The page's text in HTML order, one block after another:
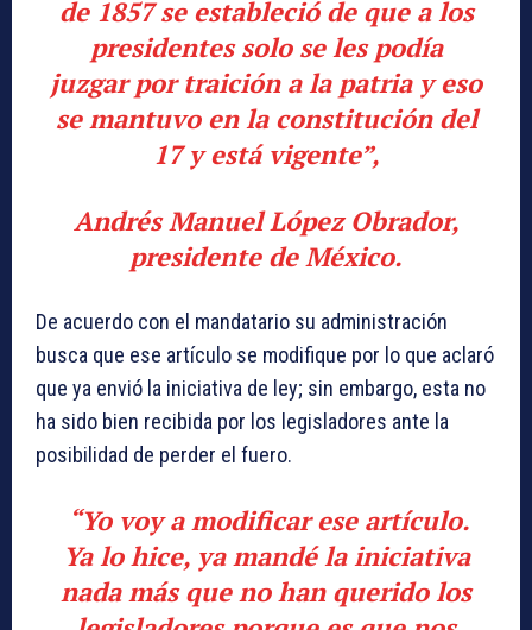
de 1857 se estableció de que a los
presidentes solo se les podía
juzgar por traición a la patria y eso
se mantuvo en la constitución del
17 y está vigente”,
Andrés Manuel López Obrador,
presidente de México.
De acuerdo con el mandatario su administración
busca que ese artículo se modifique por lo que aclaró
que ya envió la iniciativa de ley; sin embargo, esta no
ha sido bien recibida por los legisladores ante la
posibilidad de perder el fuero.
“Yo voy a modificar ese artículo.
Ya lo hice, ya mandé la iniciativa
nada más que no han querido los